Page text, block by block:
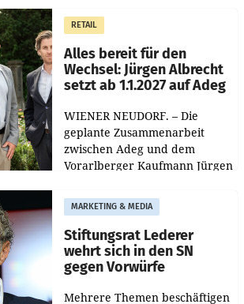
Müller die Initiative „Kreislauf-
Helden“ in allen
österreichischen Müller-Filialen
RETAIL
Alles bereit für den
Wechsel: Jürgen Albrecht
setzt ab 1.1.2027 auf Adeg
WIENER NEUDORF. – Die
geplante Zusammenarbeit
zwischen Adeg und dem
Vorarlberger Kaufmann Jürgen
freigegeben: Die
Bundeswettbewerbsbehörde
und der Bundeskartellanwalt
MARKETING & MEDIA
Stiftungsrat Lederer
wehrt sich in den SN
gegen Vorwürfe
Mehrere Themen beschäftigen